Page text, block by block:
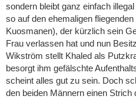
sondern bleibt ganz einfach
so auf den ehemaligen
Kuosmanen), der kürzlich sein
Frau verlassen hat und nun
Wikström stellt Khaled als
besorgt ihm gefälschte
scheint alles gut zu sein. Doch
den beiden Männern einen